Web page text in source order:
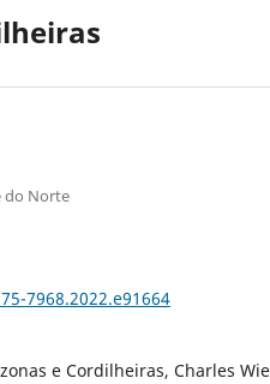
do Norte
7968.2022.e91664
e Cordilheiras, Charles